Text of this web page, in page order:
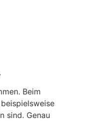
Beim
sind. Genau